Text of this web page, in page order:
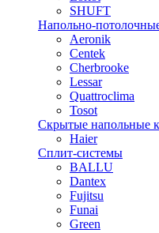
SHUFT
Напольно-
Aeronik
Centek
Cherbrooke
Lessar
Quattroclima
Tosot
Скрытые напольные
Haier
Сплит-системы
BALLU
Dantex
Fujitsu
Funai
Green